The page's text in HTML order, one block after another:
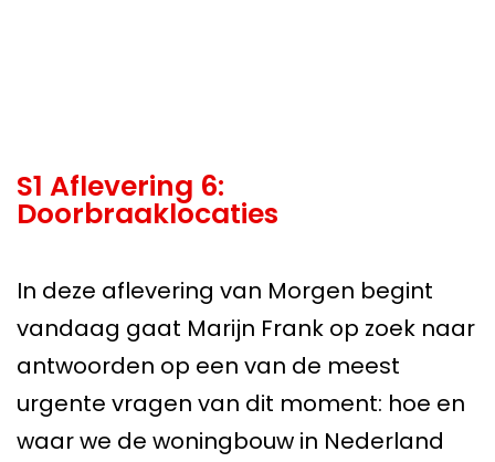
S1 Aflevering 6:
Doorbraaklocaties
In deze aflevering van Morgen begint
vandaag gaat Marijn Frank op zoek naar
antwoorden op een van de meest
urgente vragen van dit moment: hoe en
waar we de woningbouw in Nederland